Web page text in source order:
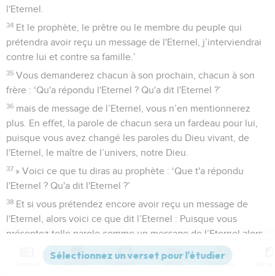
l'Eternel.
34 Et le prophète, le prêtre ou le membre du peuple qui
prétendra avoir reçu un message de l'Eternel, j’interviendrai
contre lui et contre sa famille.’
35 Vous demanderez chacun à son prochain, chacun à son
frère : ‘Qu'a répondu l'Eternel ? Qu'a dit l'Eternel ?’
36 mais de message de l’Eternel, vous n’en mentionnerez
plus. En effet, la parole de chacun sera un fardeau pour lui,
puisque vous avez changé les paroles du Dieu vivant, de
l'Eternel, le maître de l’univers, notre Dieu.
37 » Voici ce que tu diras au prophète : ‘Que t'a répondu
l'Eternel ? Qu'a dit l'Eternel ?’
38 Et si vous prétendez encore avoir reçu un message de
l'Eternel, alors voici ce que dit l’Eternel : Puisque vous
présentez telle parole comme un message de l’Eternel alors
que j’ai envoyé quelqu'un vous interdire de le faire,
à cause de cela, je vous oublierai et je vous abandonnerai,
Versions Commentaires Strong